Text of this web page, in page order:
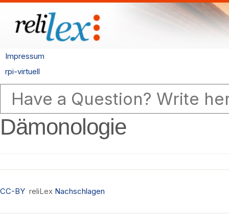
Impressum
rpi-virtuell
Dämonologie
CC-BY reliLex Nachschlagen